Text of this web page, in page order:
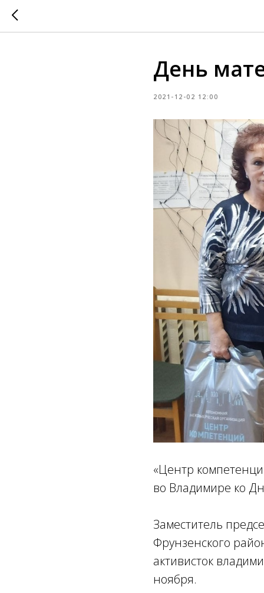
День
2021-12-02 12:00
«Центр
во Владимире ко
Заместитель
Фрунзенского
активисток
ноября.